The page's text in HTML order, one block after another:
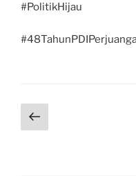
#PolitikHijau
Posts
pagination
Previous
page